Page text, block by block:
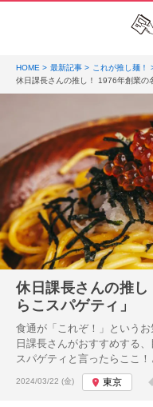
HOME 最新記事
これが推し麺！
休日課長さんの推し！ 1976年創業の
休日課長さんの推
らこスパゲティ」
食通が「これぞ！」という
日課長さんがおすすめする
スパゲティと言ったらここ！
投稿日:
2024/03/22 (金) 東京